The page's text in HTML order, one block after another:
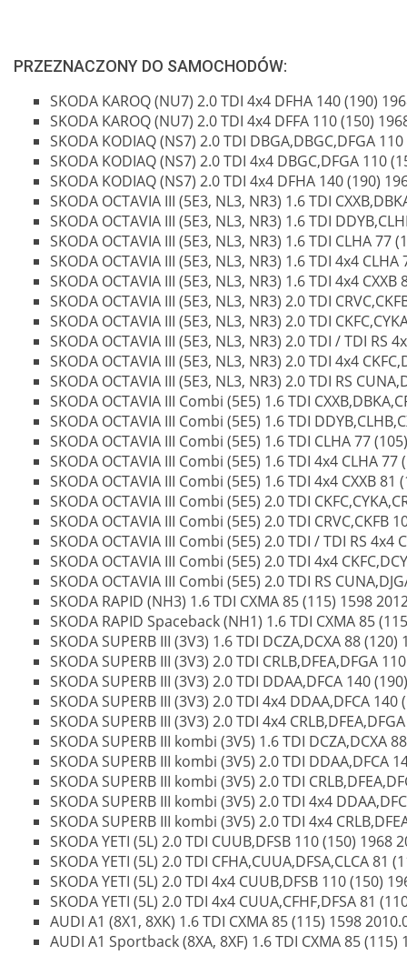
PRZEZNACZONY DO SAMOCHODÓW:
SKODA KAROQ (NU7) 2.0 TDI 4x4 DFHA 140 (190)
SKODA KAROQ (NU7) 2.0 TDI 4x4 DFFA 110 (150)
SKODA KODIAQ (NS7) 2.0 TDI DBGA,DBGC,DFGA
SKODA KODIAQ (NS7) 2.0 TDI 4x4 DBGC,DFGA 110
SKODA KODIAQ (NS7) 2.0 TDI 4x4 DFHA 140 (190)
SKODA OCTAVIA III (5E3, NL3, NR3) 1.6 TDI
SKODA OCTAVIA III (5E3, NL3, NR3) 1.6 TDI
SKODA OCTAVIA III (5E3, NL3, NR3) 1.6 TDI CLHA 77
SKODA OCTAVIA III (5E3, NL3, NR3) 1.6 TDI 4x4
SKODA OCTAVIA III (5E3, NL3, NR3) 1.6 TDI 4x4
SKODA OCTAVIA III (5E3, NL3, NR3) 2.0 TDI
SKODA OCTAVIA III (5E3, NL3, NR3) 2.0 TDI
SKODA OCTAVIA III (5E3, NL3, NR3) 2.0 TDI / TDI RS
SKODA OCTAVIA III (5E3, NL3, NR3) 2.0 TDI 4x4
SKODA OCTAVIA III (5E3, NL3, NR3) 2.0 TDI RS
SKODA OCTAVIA III Combi (5E5) 1.6 TDI
SKODA OCTAVIA III Combi (5E5) 1.6 TDI
SKODA OCTAVIA III Combi (5E5) 1.6 TDI CLHA 77
SKODA OCTAVIA III Combi (5E5) 1.6 TDI 4x4 CLHA
SKODA OCTAVIA III Combi (5E5) 1.6 TDI 4x4 CXXB 81
SKODA OCTAVIA III Combi (5E5) 2.0 TDI
SKODA OCTAVIA III Combi (5E5) 2.0 TDI CRVC,CKFB
SKODA OCTAVIA III Combi (5E5) 2.0 TDI / TDI RS 4x4
SKODA OCTAVIA III Combi (5E5) 2.0 TDI 4x4
SKODA OCTAVIA III Combi (5E5) 2.0 TDI RS
SKODA RAPID (NH3) 1.6 TDI CXMA 85 (115) 1598
SKODA RAPID Spaceback (NH1) 1.6 TDI CXMA 85
SKODA SUPERB III (3V3) 1.6 TDI DCZA,DCXA 88 (120)
SKODA SUPERB III (3V3) 2.0 TDI CRLB,DFEA,DFGA
SKODA SUPERB III (3V3) 2.0 TDI DDAA,DFCA 140
SKODA SUPERB III (3V3) 2.0 TDI 4x4 DDAA,DFCA
SKODA SUPERB III (3V3) 2.0 TDI 4x4
SKODA SUPERB III kombi (3V5) 1.6 TDI DCZA,DCXA
SKODA SUPERB III kombi (3V5) 2.0 TDI DDAA,DFCA
SKODA SUPERB III kombi (3V5) 2.0 TDI
SKODA SUPERB III kombi (3V5) 2.0 TDI 4x4
SKODA SUPERB III kombi (3V5) 2.0 TDI 4x4
SKODA YETI (5L) 2.0 TDI CUUB,DFSB 110 (150) 1968
SKODA YETI (5L) 2.0 TDI CFHA,CUUA,DFSA,CLCA 81
SKODA YETI (5L) 2.0 TDI 4x4 CUUB,DFSB 110 (150)
SKODA YETI (5L) 2.0 TDI 4x4 CUUA,CFHF,DFSA 81
AUDI A1 (8X1, 8XK) 1.6 TDI CXMA 85 (115) 1598
AUDI A1 Sportback (8XA, 8XF) 1.6 TDI CXMA 85 (115)